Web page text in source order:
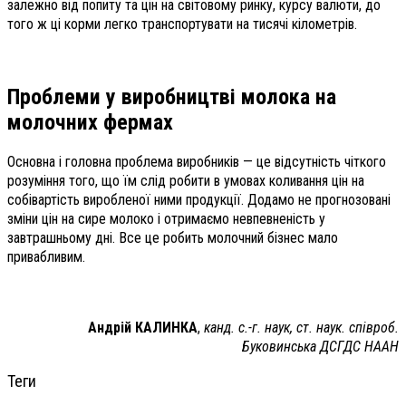
залежно від попиту та цін на світовому ринку, курсу валюти, до
того ж ці корми легко транспортувати на тисячі кілометрів.
Проблеми у виробництві молока на
молочних фермах
Основна і головна проблема виробників — це відсутність чіткого
розуміння того, що їм слід робити в умовах коливання цін на
собівартість виробленої ними продукції. Додамо не прогнозовані
зміни цін на сире молоко і отримаємо невпевненість у
завтрашньому дні. Все це робить молочний бізнес мало
привабливим.
Андрій КАЛИНКА, канд. с.-г. наук, ст. наук. співроб.
Буковинська ДСГДС НААН
Теги